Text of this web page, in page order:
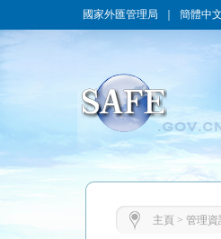
國家外匯管理局 簡體中文
主頁 > 管理資